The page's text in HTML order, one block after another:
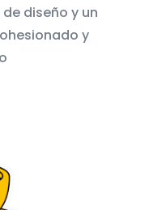
diseño y un
y